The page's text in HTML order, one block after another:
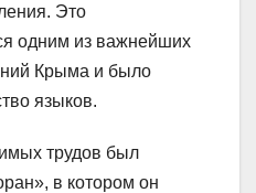
Это
одним из важнейших
Крыма и было
языков.
трудов был
в котором он